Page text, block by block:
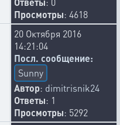
Просмотры: 4618
20 Октября 2016
14:21:04
Посл. сообщение:
Sunny
Автор: dimitrisnik24
Ответы: 1
Просмотры: 5292